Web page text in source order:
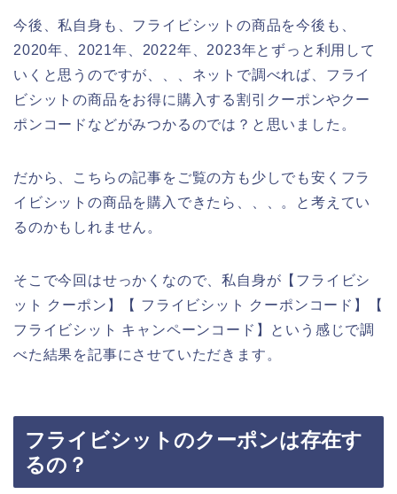
今後、私自身も、フライビシットの商品を今後も、
2020年、2021年、2022年、2023年とずっと利用して
いくと思うのですが、、、ネットで調べれば、フライ
ビシットの商品をお得に購入する割引クーポンやクー
ポンコードなどがみつかるのでは？と思いました。
だから、こちらの記事をご覧の方も少しでも安くフラ
イビシットの商品を購入できたら、、、。と考えてい
るのかもしれません。
そこで今回はせっかくなので、私自身が【フライビシ
ット クーポン】【 フライビシット クーポンコード】【
フライビシット キャンペーンコード】という感じで調
べた結果を記事にさせていただきます。
フライビシットのクーポンは存在す
るの？